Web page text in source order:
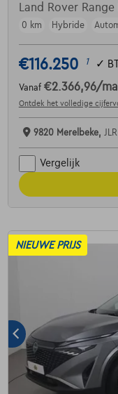
Land Rover
0 km
Hybride
€116.250 1 ✓
Vanaf €2.366,96/
Ontdek het volledige
9820 Merelbeke,
Vergelijk
NIEUWE PRIJS